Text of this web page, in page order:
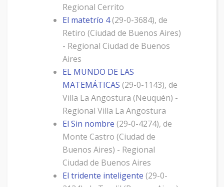
Regional Cerrito
El matetrío 4(29-0-3684), de
Retiro (Ciudad de Buenos Aires)
- Regional Ciudad de Buenos
Aires
EL MUNDO DE LAS
MATEMÁTICAS (29-0-1143), de
Villa La Angostura (Neuquén) -
Regional Villa La Angostura
El Sin nombre (29-0-4274), de
Monte Castro (Ciudad de
Buenos Aires) - Regional
Ciudad de Buenos Aires
El tridente inteligente (29-0-